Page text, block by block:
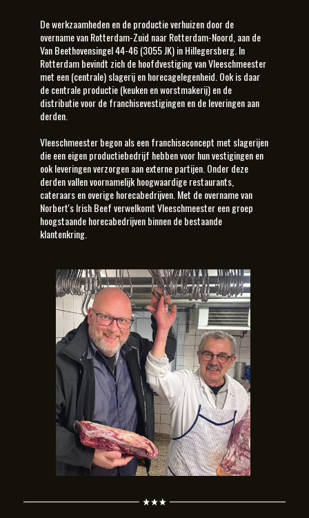
De werkzaamheden en de productie verhuizen door de
overname van Rotterdam-Zuid naar Rotterdam-Noord, aan de
Van Beethovensingel 44-46 (3055 JK) in Hillegersberg. In
Rotterdam bevindt zich de hoofdvestiging van Vleeschmeester
met een (centrale) slagerij en horecagelegenheid. Ook is daar
de centrale productie (keuken en worstmakerij) en de
distributie voor de franchisevestigingen en de leveringen aan
derden.
Vleeschmeester begon als een franchiseconcept met slagerijen
die een eigen productiebedrijf hebben voor hun vestigingen en
ook leveringen verzorgen aan externe partijen. Onder deze
derden vallen voornamelijk hoogwaardige restaurants,
cateraars en overige horecabedrijven. Met de overname van
Norbert's Irish Beef verwelkomt Vleeschmeester een groep
hoogstaande horecabedrijven binnen de bestaande
klantenkring.